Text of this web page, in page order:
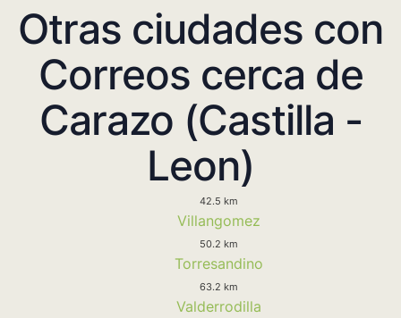
Otras ciudades con
Correos cerca de
Carazo (Castilla -
Leon)
42.5 km
Villangomez
50.2 km
Torresandino
63.2 km
Valderrodilla